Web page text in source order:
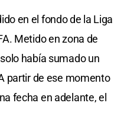
en el fondo de la Liga
Metido en zona de
había sumado un
partir de ese momento
fecha en adelante, el